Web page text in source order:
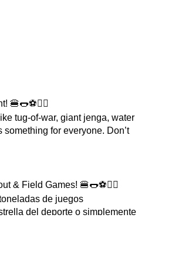
🍔🌭⚽🏃‍♀️
tug-of-war, giant jenga, water
for everyone. Don’t
& Field Games! 🍔🌭⚽🏃‍♀️
de juegos
del deporte o simplemente